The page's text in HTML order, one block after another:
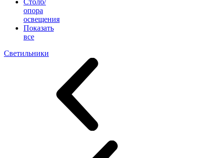
Столб/
опора
освещения
Показать
все
Светильники